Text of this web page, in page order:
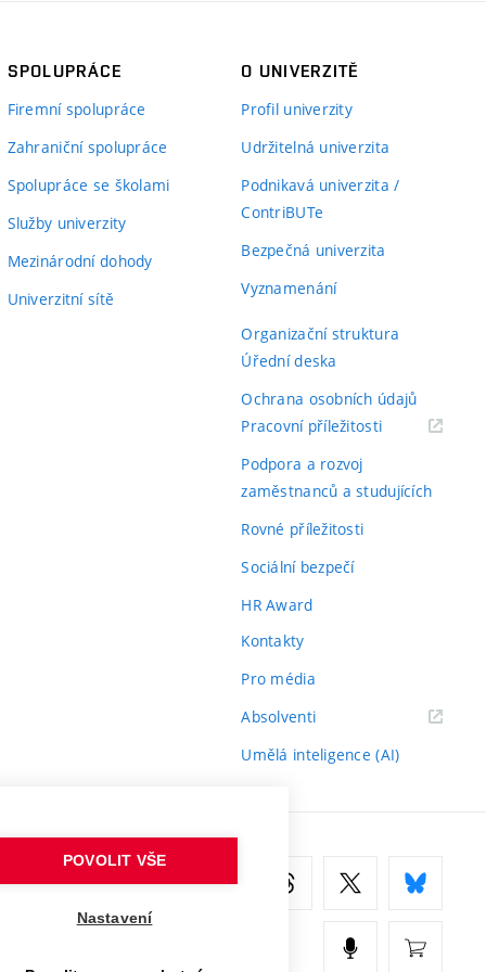
SPOLUPRÁCE
Firemní spolupráce
Zahraniční spolupráce
Spolupráce se školami
Služby univerzity
Mezinárodní dohody
Univerzitní sítě
O UNIVERZITĚ
Profil univerzity
Udržitelná univerzita
Podnikavá univerzita /
ContriBUTe
Bezpečná univerzita
Vyznamenání
Organizační struktura
Úřední deska
Ochrana osobních údajů
Pracovní příležitosti(externí
Podpora a rozvoj
zaměstnanců a studujících
Rovné příležitosti
Sociální bezpečí
HR Award
Kontakty
Pro média
Absolventi(externí
Umělá inteligence (AI)
POVOLIT VŠE
Nastavení